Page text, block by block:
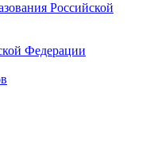
Российской
Федерации